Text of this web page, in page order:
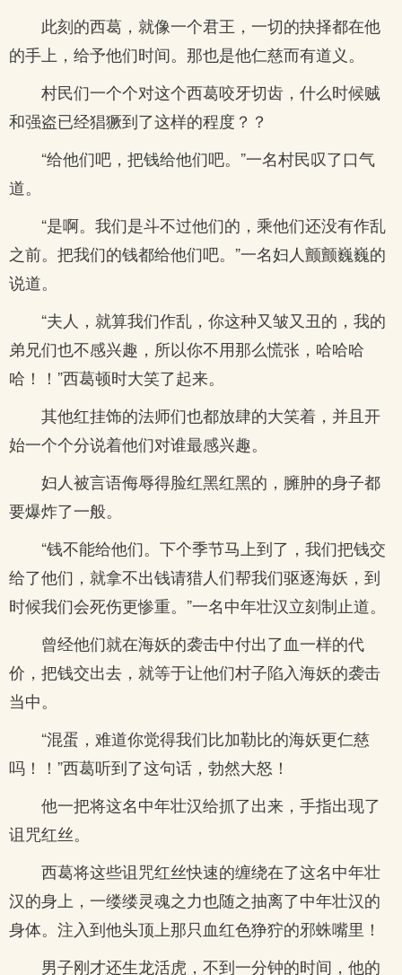
此刻的西葛，就像一个君王，一切的抉择都在他
的手上，给予他们时间。那也是他仁慈而有道义。
村民们一个个对这个西葛咬牙切齿，什么时候贼
和强盗已经猖獗到了这样的程度？？
“给他们吧，把钱给他们吧。”一名村民叹了口气
道。
“是啊。我们是斗不过他们的，乘他们还没有作乱
之前。把我们的钱都给他们吧。”一名妇人颤颤巍巍的
说道。
“夫人，就算我们作乱，你这种又皱又丑的，我的
弟兄们也不感兴趣，所以你不用那么慌张，哈哈哈
哈！！”西葛顿时大笑了起来。
其他红挂饰的法师们也都放肆的大笑着，并且开
始一个个分说着他们对谁最感兴趣。
妇人被言语侮辱得脸红黑红黑的，臃肿的身子都
要爆炸了一般。
“钱不能给他们。下个季节马上到了，我们把钱交
给了他们，就拿不出钱请猎人们帮我们驱逐海妖，到
时候我们会死伤更惨重。”一名中年壮汉立刻制止道。
曾经他们就在海妖的袭击中付出了血一样的代
价，把钱交出去，就等于让他们村子陷入海妖的袭击
当中。
“混蛋，难道你觉得我们比加勒比的海妖更仁慈
吗！！”西葛听到了这句话，勃然大怒！
他一把将这名中年壮汉给抓了出来，手指出现了
诅咒红丝。
西葛将这些诅咒红丝快速的缠绕在了这名中年壮
汉的身上，一缕缕灵魂之力也随之抽离了中年壮汉的
身体。注入到他头顶上那只血红色狰狞的邪蛛嘴里！
男子刚才还生龙活虎，不到一分钟的时间，他的